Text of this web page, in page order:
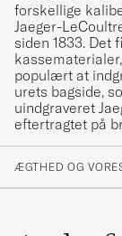
forskellige
Jaeger-
siden 1833. Det
populært at
urets bagside,
uindgraveret
eftertragtet på
ÆGTHED OG